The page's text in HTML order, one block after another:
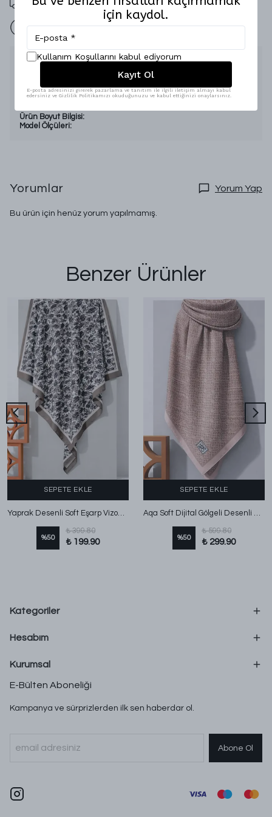
İade Garantisi
Ürün Açıklaması
Kumaş Özelliği:Pamuk Polyester
Beden Aralığı:Standart
Ürün Boyut Bilgisi:
Model Ölçüleri:
Yorumlar Yorum Yap
Bu ürün için henüz yorum yapılmamış.
Benzer Ürünler
SEPETE EKLE
Yaprak Desenli Soft Eşarp Vizon Siyah
%50
₺ 399.80
₺ 199.90
SEPETE EKLE
Aqa Soft Dijital Gölgeli Desenli Eşarp Bej
%50
₺ 599.80
₺ 299.90
Kategoriler
Hesabım
Kurumsal
E-Bülten Aboneliği
Kampanya ve sürprizlerden ilk sen haberdar ol.
Abone Ol
için kaydol.
Kullanım Koşullarını kabul ediyorum
Kayıt Ol
E-posta adresinizi girerek pazarlama ve tanıtım ile ilgili iletişim almayı kabul
edersiniz ve Gizlilik Politikamızı okuduğunuzu ve kabul ettiğinizi onaylarsınız.